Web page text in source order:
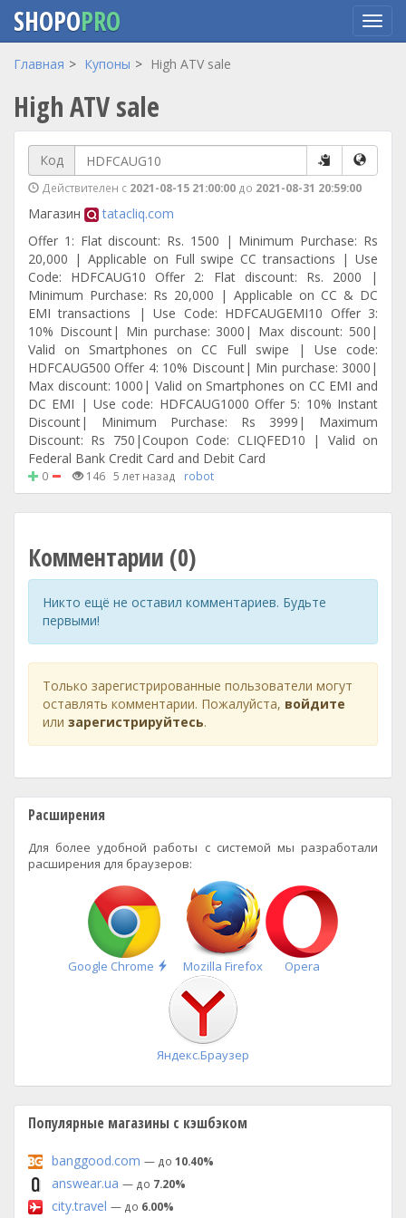
Перейти
основному
содержанию
SHOPOPRO
Главная Купоны High ATV sale
High ATV sale
Код
Действителен с 2021-08-15 21:00:00 до 2021-08-31 20:59:00
Магазин
tatacliq.com
Offer 1: Flat discount: Rs. 1500 | Minimum Purchase: Rs
20,000 | Applicable on Full swipe CC transactions | Use
Code: HDFCAUG10 Offer 2: Flat discount: Rs. 2000 |
Minimum Purchase: Rs 20,000 | Applicable on CC & DC
EMI transactions | Use Code: HDFCAUGEMI10 Offer 3:
10% Discount| Min purchase: 3000| Max discount: 500|
Valid on Smartphones on CC Full swipe | Use code:
HDFCAUG500 Offer 4: 10% Discount| Min purchase: 3000|
Max discount: 1000| Valid on Smartphones on CC EMI and
DC EMI | Use code: HDFCAUG1000 Offer 5: 10% Instant
Discount| Minimum Purchase: Rs 3999| Maximum
Discount: Rs 750|Coupon Code: CLIQFED10 | Valid on
Federal Bank Credit Card and Debit Card
0 146 5 лет назад robot
Комментарии (0)
Никто ещё не оставил комментариев. Будьте
первыми!
Только зарегистрированные пользователи могут
оставлять комментарии. Пожалуйста, войдите
или зарегистрируйтесь.
Расширения
Для более удобной работы с системой мы разработали
расширения для браузеров:
Google Chrome
Быстрая
установка
Mozilla Firefox Opera
Яндекс.Браузер
Популярные магазины с кэшбэком
banggood.com — до 10.40%
answear.ua — до 7.20%
city.travel — до 6.00%